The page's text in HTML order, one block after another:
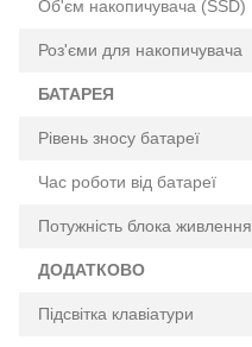
Об'єм накопичувача (SSD)
Роз'єми для накопичувача
БАТАРЕЯ
Рівень зносу батареї
Час роботи від батареї
Потужність блока живлення
ДОДАТКОВО
Підсвітка клавіатури